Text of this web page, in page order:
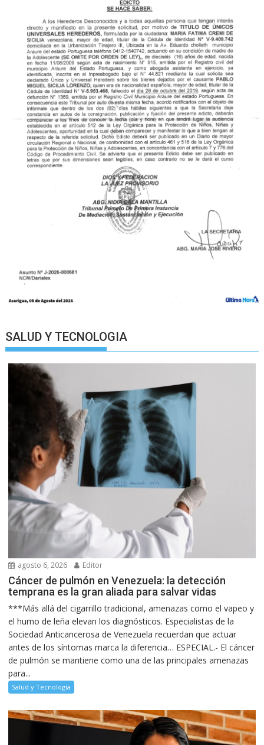
SALUD Y TECNOLOGIA
agosto 6, 2026 Editor
Cáncer de pulmón en Venezuela: la detección
temprana es la gran aliada para salvar vidas
***Más allá del cigarrillo tradicional, amenazas como el vapeo y
el humo de leña elevan los diagnósticos. Especialistas de la
Sociedad Anticancerosa de Venezuela recuerdan que actuar
antes de los síntomas marca la diferencia… ESPECIAL.- El cáncer
de pulmón se mantiene como una de las principales amenazas
para...
Salud y Tecnología